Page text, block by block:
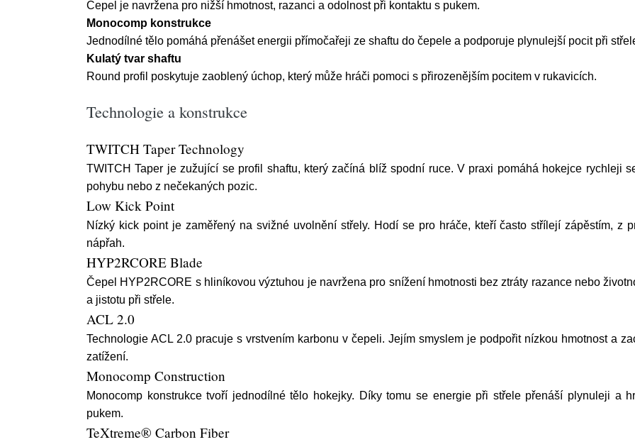
Čepel je navržena pro nižší hmotnost, razanci a odolnost při kontaktu s pukem.
Monocomp konstrukce
Jednodílné tělo pomáhá přenášet energii přímočařeji ze shaftu do čepele a podporuje plynulejší pocit při
Kulatý tvar shaftu
Round profil poskytuje zaoblený úchop, který může hráči pomoci s přirozenějším pocitem v rukavicích.
Technologie a konstrukce
TWITCH Taper Technology
TWITCH Taper je zužující se profil shaftu, který začíná blíž spodní ruce. V praxi pomáhá hokejce rychleji
pohybu nebo z nečekaných pozic.
Low Kick Point
Nízký kick point je zaměřený na svižné uvolnění střely. Hodí se pro hráče, kteří často střílejí zápěstím, z
nápřah.
HYP2RCORE Blade
Čepel HYP2RCORE s hliníkovou výztuhou je navržena pro snížení hmotnosti bez ztráty razance nebo
a jistotu při střele.
ACL 2.0
Technologie ACL 2.0 pracuje s vrstvením karbonu v čepeli. Jejím smyslem je podpořit nízkou hmotnost a
zatížení.
Monocomp Construction
Monocomp konstrukce tvoří jednodílné tělo hokejky. Díky tomu se energie při střele přenáší plynuleji a
pukem.
TeXtreme® Carbon Fiber